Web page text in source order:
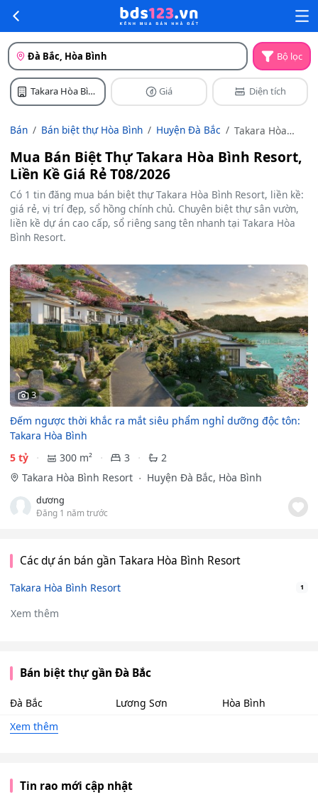
Đà Bắc, Hòa Bình Bộ lọc
Takara Hòa Bình
Resort
Giá Diện tích
Bán Bán biệt thự Hòa Bình Huyện Đà Bắc
Takara Hòa
Mua Bán Biệt Thự Takara Hòa Bình Resort,
Liền Kề Giá Rẻ T08/2026
Có 1 tin đăng mua bán biệt thự Takara Hòa Bình Resort, liền kề:
giá rẻ, vị trí đẹp, sổ hồng chính chủ. Chuyên biệt thự sân vườn,
liền kề dự án cao cấp, sổ riêng sang tên nhanh tại Takara Hòa
Bình Resort.
3
Đếm ngược thời khắc ra mắt siêu phẩm nghỉ dưỡng độc tôn:
Takara Hòa Bình
5 tỷ
300 m² 3
2
Takara Hòa Bình Resort
Huyện Đà Bắc, Hòa Bình
dương
Đăng 1 năm trước
Các dự án bán gần Takara Hòa Bình Resort
Takara Hòa Bình Resort 1
Xem thêm
Bán biệt thự gần Đà Bắc
Đà Bắc Lương Sơn
Hòa Bình
Xem thêm
Tin rao mới cập nhật